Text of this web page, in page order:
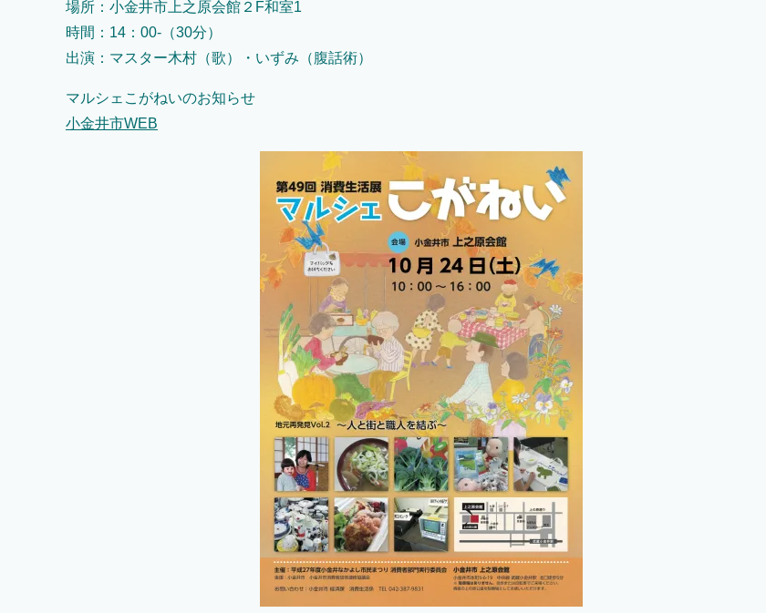
場所：小金井市上之原会館２F和室1
時間：14：00-（30分）
出演：マスター木村（歌）・いずみ（腹話術）
マルシェこがねいのお知らせ
小金井市WEB